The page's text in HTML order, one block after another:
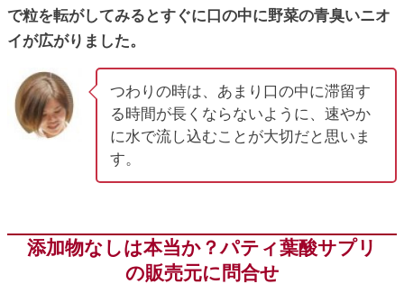
で粒を転がしてみるとすぐに口の中に野菜の青臭いニオ
イが広がりました。
つわりの時は、あまり口の中に滞留す
る時間が長くならないように、速やか
に水で流し込むことが大切だと思いま
す。
添加物なしは本当か？パティ葉酸サプリ
の販売元に問合せ